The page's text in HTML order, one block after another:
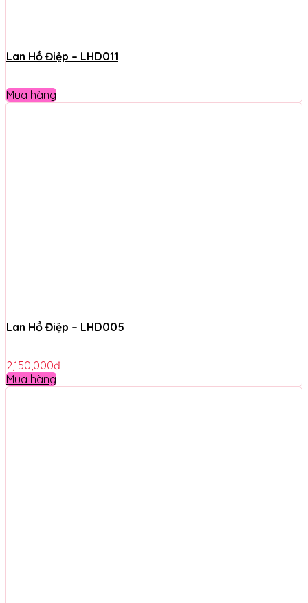
Lan Hồ Điệp – LHD011
Mua hàng
Lan Hồ Điệp – LHD005
2,150,000đ
Mua hàng